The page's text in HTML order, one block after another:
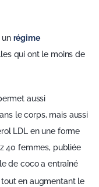
un régime
qui ont le moins de
aussi
le corps, mais aussi
LDL en une forme
40 femmes, publiée
de coco a entraîné
en augmentant le